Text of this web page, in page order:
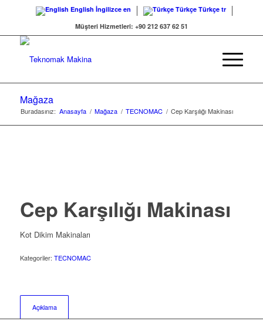
English İngilizce en Türkçe Türkçe tr
Müşteri Hizmetleri: +90 212 637 62 51
Mağaza
Buradasınız: Anasayfa / Mağaza / TECNOMAC / Cep Karşılığı Makinası
Cep Karşılığı Makinası
Kot Dikim Makinaları
Kategoriler: TECNOMAC
Açıklama